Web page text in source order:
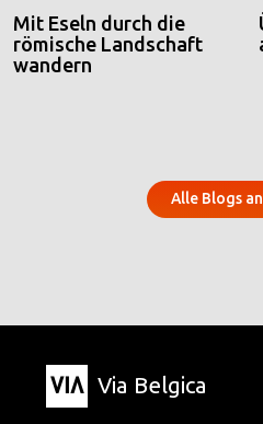
Mit Eseln durch die
römische Landschaft
wandern
Alle Blogs
Via Belgica